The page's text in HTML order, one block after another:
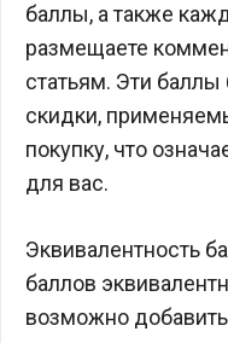
баллы, а также
размещаете
статьям. Эти
скидки,
покупку, что
для вас.
Эквивалентность
баллов
возможно